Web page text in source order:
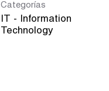
Categorías
IT - Information
Technology